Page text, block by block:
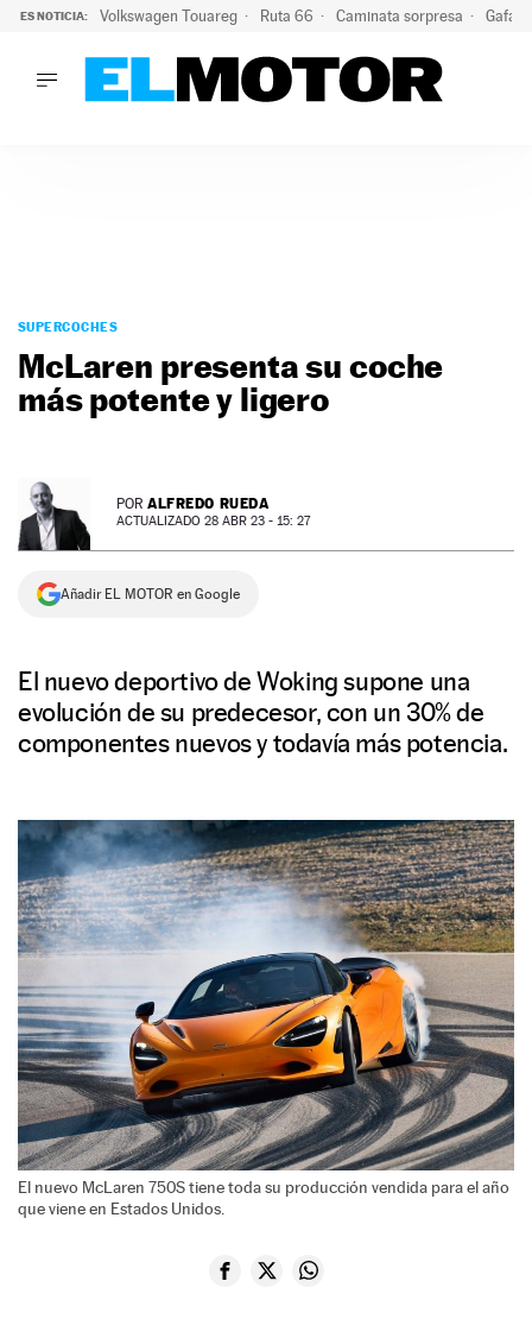
ES NOTICIA: Volkswagen Touareg Ruta 66 Caminata sorpresa Gafas
PODCAST
MOTOS
TECNOLOGÍA
PREMIOS
SERVICIOS
SUPERCOCHES
McLaren presenta su coche
más potente y ligero
POR ALFREDO RUEDA
ACTUALIZADO 28 ABR 23 - 15: 27
Añadir EL MOTOR en Google
El nuevo deportivo de Woking supone una
evolución de su predecesor, con un 30% de
componentes nuevos y todavía más potencia.
El nuevo McLaren 750S tiene toda su producción vendida para el año
que viene en Estados Unidos.